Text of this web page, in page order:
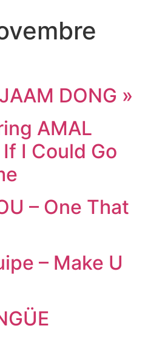
DONG »
AMAL
If I Could Go
– One That
– Make U